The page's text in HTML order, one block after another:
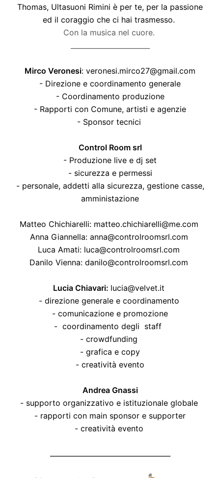
Thomas, Ultasuoni Rimini è per te, per la passione
ed il coraggio che ci hai trasmesso.
Con la musica nel cuore.
Mirco Veronesi: veronesi.mirco27@gmail.com
- Direzione e coordinamento generale
- Coordinamento produzione
- Rapporti con Comune, artisti e agenzie
- Sponsor tecnici
Control Room srl
- Produzione live e dj set
- sicurezza e permessi
- personale, addetti alla sicurezza, gestione casse,
amministazione
Matteo Chichiarelli: matteo.chichiarelli@me.com
Anna Giannella: anna@controlroomsrl.com
Luca Amati: luca@controlroomsrl.com
Danilo Vienna: danilo@controlroomsrl.com
Lucia Chiavari: lucia@velvet.it
- direzione generale e coordinamento
- comunicazione e promozione
- coordinamento degli staff
- crowdfunding
- grafica e copy
- creatività evento
Andrea Gnassi
- supporto organizzativo e istituzionale globale
- rapporti con main sponsor e supporter
- creatività evento